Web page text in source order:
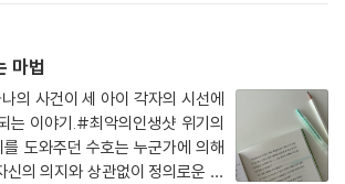
마법
의 사건이 세 아이 각자의 시선에
는 이야기.#최악의인생샷 위기의
도와주던 수호는 누군가에 의해
의 의지와 상관없이 정의로운 친